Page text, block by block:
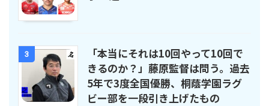
3
「本当にそれは10回やって10回で
きるのか？」藤原監督は問う。過去
5年で3度全国優勝、桐蔭学園ラグ
ビー部を一段引き上げたもの